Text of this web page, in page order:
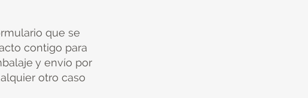
que se
contigo para
y envío por
otro caso